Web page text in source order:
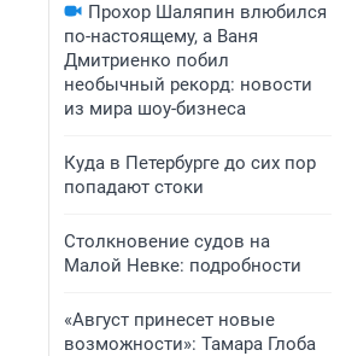
Прохор Шаляпин влюбился
по-настоящему, а Ваня
Дмитриенко побил
необычный рекорд: новости
из мира шоу-бизнеса
Куда в Петербурге до сих пор
попадают стоки
Столкновение судов на
Малой Невке: подробности
«Август принесет новые
возможности»: Тамара Глоба